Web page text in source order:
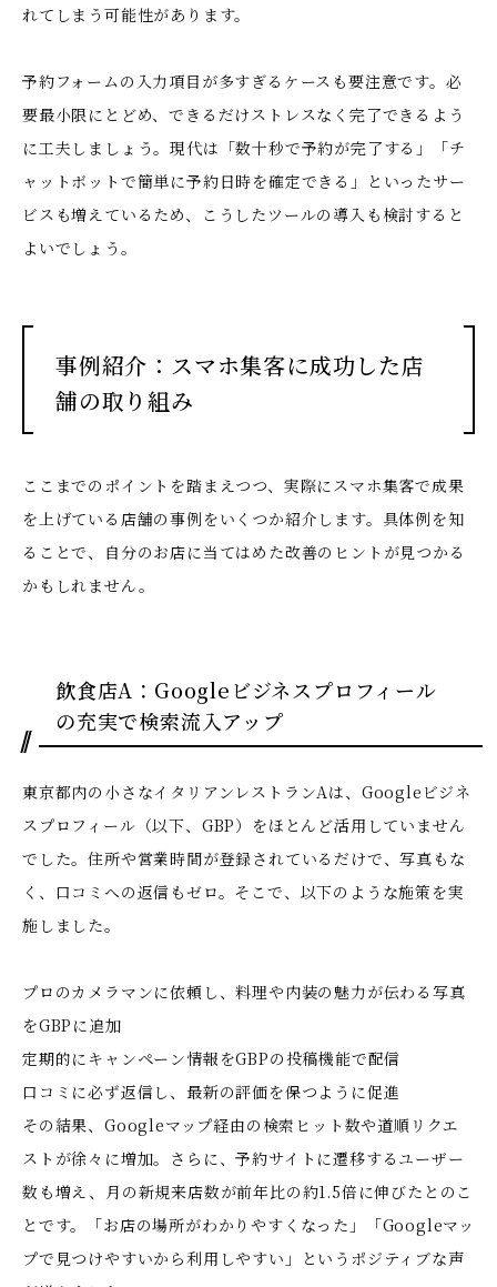
れてしまう可能性があります。
予約フォームの入力項目が多すぎるケースも要注意です。必
要最小限にとどめ、できるだけストレスなく完了できるよう
に工夫しましょう。現代は「数十秒で予約が完了する」「チ
ャットボットで簡単に予約日時を確定できる」といったサー
ビスも増えているため、こうしたツールの導入も検討すると
よいでしょう。
事例紹介：スマホ集客に成功した店
舗の取り組み
ここまでのポイントを踏まえつつ、実際にスマホ集客で成果
を上げている店舗の事例をいくつか紹介します。具体例を知
ることで、自分のお店に当てはめた改善のヒントが見つかる
かもしれません。
飲食店A：Googleビジネスプロフィール
の充実で検索流入アップ
東京都内の小さなイタリアンレストランAは、Googleビジネ
スプロフィール（以下、GBP）をほとんど活用していません
でした。住所や営業時間が登録されているだけで、写真もな
く、口コミへの返信もゼロ。そこで、以下のような施策を実
施しました。
プロのカメラマンに依頼し、料理や内装の魅力が伝わる写真
をGBPに追加
定期的にキャンペーン情報をGBPの投稿機能で配信
口コミに必ず返信し、最新の評価を保つように促進
その結果、Googleマップ経由の検索ヒット数や道順リクエ
ストが徐々に増加。さらに、予約サイトに遷移するユーザー
数も増え、月の新規来店数が前年比の約1.5倍に伸びたとのこ
とです。「お店の場所がわかりやすくなった」「Googleマッ
プで見つけやすいから利用しやすい」というポジティブな声